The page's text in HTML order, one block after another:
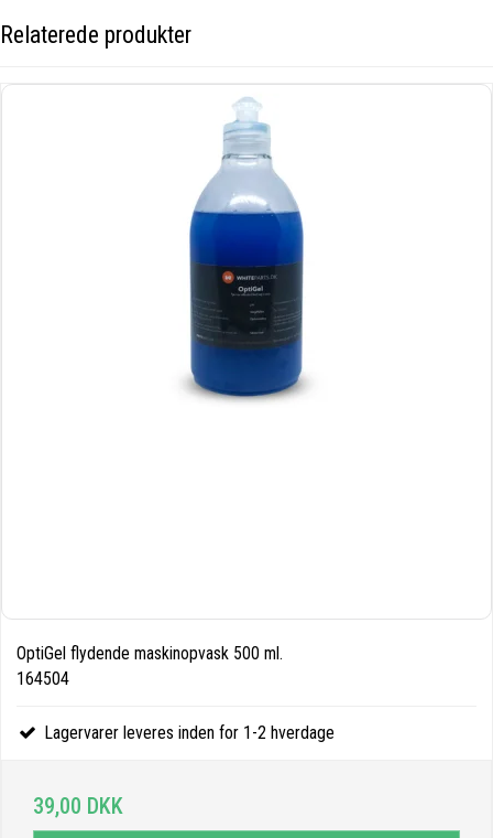
Relaterede produkter
OptiGel flydende maskinopvask 500 ml.
164504
Lagervarer leveres inden for 1-2 hverdage
39,00 DKK